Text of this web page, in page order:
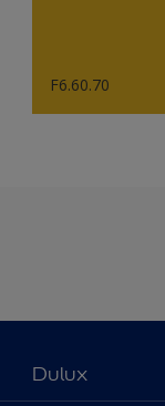
F6.60.70
Dulux